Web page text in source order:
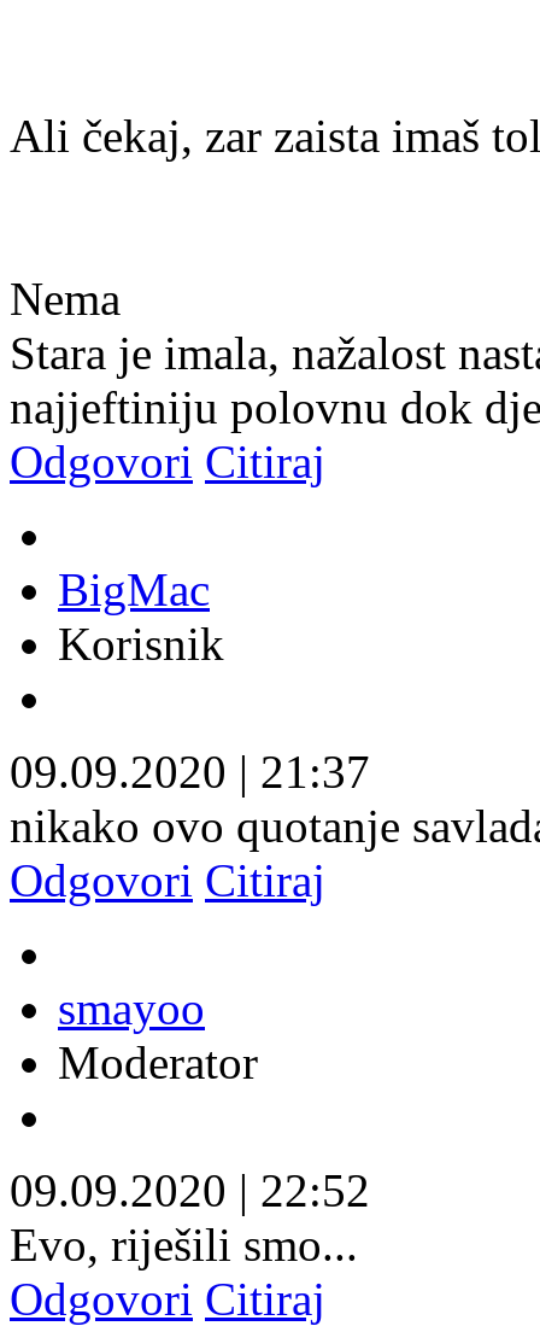
Ali čekaj, zar zaista imaš
Nema
Stara je imala, nažalost
najjeftiniju polovnu dok
Odgovori Citiraj
BigMac
Korisnik
09.09.2020 | 21:37
nikako ovo quotanje
Odgovori Citiraj
smayoo
Moderator
09.09.2020 | 22:52
Evo, riješili smo...
Odgovori Citiraj